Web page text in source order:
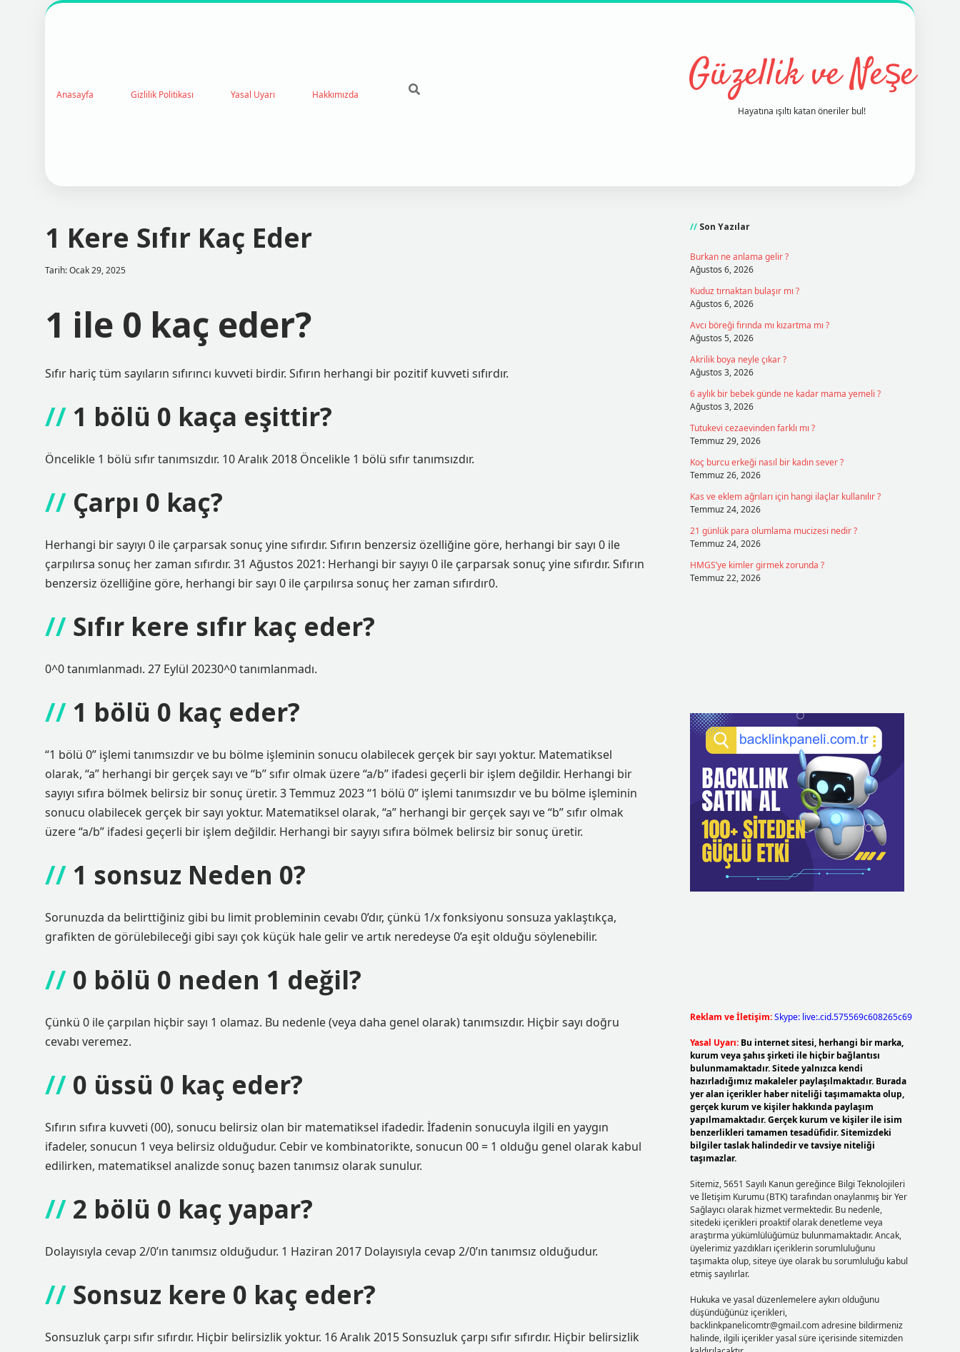
Anasayfa Gizlilik Politikası Yasal Uyarı Hakkımızda Güzellik ve Neşe
Hayatına ışıltı katan öneriler bul!
1 Kere Sıfır Kaç Eder
Tarih: Ocak 29, 2025
1 ile 0 kaç eder?
Sıfır hariç tüm sayıların sıfırıncı kuvveti birdir. Sıfırın herhangi bir pozitif kuvveti sıfırdır.
1 bölü 0 kaça eşittir?
Öncelikle 1 bölü sıfır tanımsızdır. 10 Aralık 2018 Öncelikle 1 bölü sıfır tanımsızdır.
Çarpı 0 kaç?
Herhangi bir sayıyı 0 ile çarparsak sonuç yine sıfırdır. Sıfırın benzersiz özelliğine göre, herhangi bir sayı 0 ile
çarpılırsa sonuç her zaman sıfırdır. 31 Ağustos 2021: Herhangi bir sayıyı 0 ile çarparsak sonuç yine sıfırdır. Sıfırın
benzersiz özelliğine göre, herhangi bir sayı 0 ile çarpılırsa sonuç her zaman sıfırdır0.
Sıfır kere sıfır kaç eder?
0^0 tanımlanmadı. 27 Eylül 20230^0 tanımlanmadı.
1 bölü 0 kaç eder?
“1 bölü 0” işlemi tanımsızdır ve bu bölme işleminin sonucu olabilecek gerçek bir sayı yoktur. Matematiksel
olarak, “a” herhangi bir gerçek sayı ve “b” sıfır olmak üzere “a/b” ifadesi geçerli bir işlem değildir. Herhangi bir
sayıyı sıfıra bölmek belirsiz bir sonuç üretir. 3 Temmuz 2023 “1 bölü 0” işlemi tanımsızdır ve bu bölme işleminin
sonucu olabilecek gerçek bir sayı yoktur. Matematiksel olarak, “a” herhangi bir gerçek sayı ve “b” sıfır olmak
üzere “a/b” ifadesi geçerli bir işlem değildir. Herhangi bir sayıyı sıfıra bölmek belirsiz bir sonuç üretir.
1 sonsuz Neden 0?
Sorunuzda da belirttiğiniz gibi bu limit probleminin cevabı 0’dır, çünkü 1/x fonksiyonu sonsuza yaklaştıkça,
grafikten de görülebileceği gibi sayı çok küçük hale gelir ve artık neredeyse 0’a eşit olduğu söylenebilir.
0 bölü 0 neden 1 değil?
Çünkü 0 ile çarpılan hiçbir sayı 1 olamaz. Bu nedenle (veya daha genel olarak) tanımsızdır. Hiçbir sayı doğru
cevabı veremez.
0 üssü 0 kaç eder?
Sıfırın sıfıra kuvveti (00), sonucu belirsiz olan bir matematiksel ifadedir. İfadenin sonucuyla ilgili en yaygın
ifadeler, sonucun 1 veya belirsiz olduğudur. Cebir ve kombinatorikte, sonucun 00 = 1 olduğu genel olarak kabul
edilirken, matematiksel analizde sonuç bazen tanımsız olarak sunulur.
2 bölü 0 kaç yapar?
Dolayısıyla cevap 2/0’ın tanımsız olduğudur. 1 Haziran 2017 Dolayısıyla cevap 2/0’ın tanımsız olduğudur.
Sonsuz kere 0 kaç eder?
Sonsuzluk çarpı sıfır sıfırdır. Hiçbir belirsizlik yoktur. 16 Aralık 2015 Sonsuzluk çarpı sıfır sıfırdır. Hiçbir belirsizlik
Son Yazılar
Burkan ne anlama gelir ?
Ağustos 6, 2026
Kuduz tırnaktan bulaşır mı ?
Ağustos 6, 2026
Avcı böreği fırında mı kızartma mı ?
Ağustos 5, 2026
Akrilik boya neyle çıkar ?
Ağustos 3, 2026
6 aylık bir bebek günde ne kadar mama yemeli ?
Ağustos 3, 2026
Tutukevi cezaevinden farklı mı ?
Temmuz 29, 2026
Koç burcu erkeği nasıl bir kadın sever ?
Temmuz 26, 2026
Kas ve eklem ağrıları için hangi ilaçlar kullanılır ?
Temmuz 24, 2026
21 günlük para olumlama mucizesi nedir ?
Temmuz 24, 2026
HMGS’ye kimler girmek zorunda ?
Temmuz 22, 2026
Reklam ve İletişim:Skype: live:.cid.575569c608265c69
Yasal Uyarı: Bu internet sitesi, herhangi bir marka,
kurum veya şahıs şirketi ile hiçbir bağlantısı
bulunmamaktadır. Sitede yalnızca kendi
hazırladığımız makaleler paylaşılmaktadır. Burada
yer alan içerikler haber niteliği taşımamakta olup,
gerçek kurum ve kişiler hakkında paylaşım
yapılmamaktadır. Gerçek kurum ve kişiler ile isim
benzerlikleri tamamen tesadüfidir. Sitemizdeki
bilgiler taslak halindedir ve tavsiye niteliği
taşımazlar.
Sitemiz, 5651 Sayılı Kanun gereğince Bilgi Teknolojileri
ve İletişim Kurumu (BTK) tarafından onaylanmış bir Yer
Sağlayıcı olarak hizmet vermektedir. Bu nedenle,
sitedeki içerikleri proaktif olarak denetleme veya
araştırma yükümlülüğümüz bulunmamaktadır. Ancak,
üyelerimiz yazdıkları içeriklerin sorumluluğunu
taşımakta olup, siteye üye olarak bu sorumluluğu kabul
etmiş sayılırlar.
Hukuka ve yasal düzenlemelere aykırı olduğunu
düşündüğünüz içerikleri,
backlinkpanelicomtr@gmail.comadresine bildirmeniz
halinde, ilgili içerikler yasal süre içerisinde sitemizden